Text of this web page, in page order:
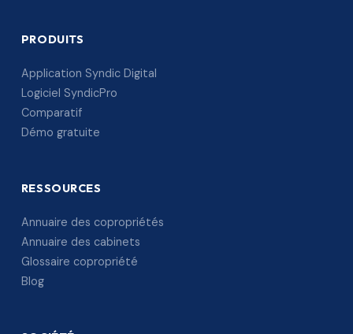
PRODUITS
Application Syndic Digital
Logiciel SyndicPro
Comparatif
Démo gratuite
RESSOURCES
Annuaire des copropriétés
Annuaire des cabinets
Glossaire copropriété
Blog